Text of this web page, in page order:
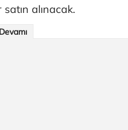
satın alınacak.